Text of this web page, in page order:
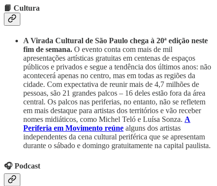
📙 Cultura
A Virada Cultural de São Paulo chega à 20ª edição neste
fim de semana. O evento conta com mais de mil
apresentações artísticas gratuitas em centenas de espaços
públicos e privados e segue a tendência dos últimos anos: não
acontecerá apenas no centro, mas em todas as regiões da
cidade. Com expectativa de reunir mais de 4,7 milhões de
pessoas, são 21 grandes palcos – 16 deles estão fora da área
central. Os palcos nas periferias, no entanto, não se refletem
em mais destaque para artistas dos territórios e vão receber
nomes midiáticos, como Michel Teló e Luísa Sonza. A
Periferia em Movimento reúne alguns dos artistas
independentes da cena cultural periférica que se apresentam
durante o sábado e domingo gratuitamente na capital paulista.
🎧 Podcast